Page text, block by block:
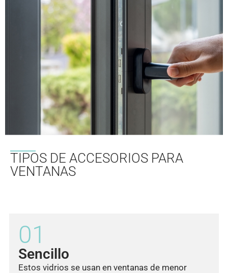
TIPOS DE ACCESORIOS PARA
VENTANAS
01
Sencillo
Estos vidrios se usan en ventanas de menor